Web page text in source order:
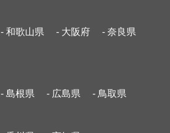
- 和歌山県 - 大阪府
- 奈良県
- 島根県 - 広島県 - 鳥取県